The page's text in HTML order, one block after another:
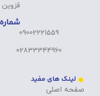
09002221559
02833344960
لینک های مفید
صفحه اصلی